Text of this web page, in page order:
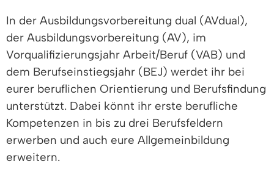
In der Ausbildungsvorbereitung dual (AVdual),
der Ausbildungsvorbereitung (AV), im
Vorqualifizierungsjahr Arbeit/Beruf (VAB) und
dem Berufseinstiegsjahr (BEJ) werdet ihr bei
eurer beruflichen Orientierung und Berufsfindung
unterstützt. Dabei könnt ihr erste berufliche
Kompetenzen in bis zu drei Berufsfeldern
erwerben und auch eure Allgemeinbildung
erweitern.